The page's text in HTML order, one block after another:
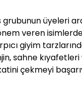
grubunun üyeleri
veren
giyim
sahne
çekmeyi